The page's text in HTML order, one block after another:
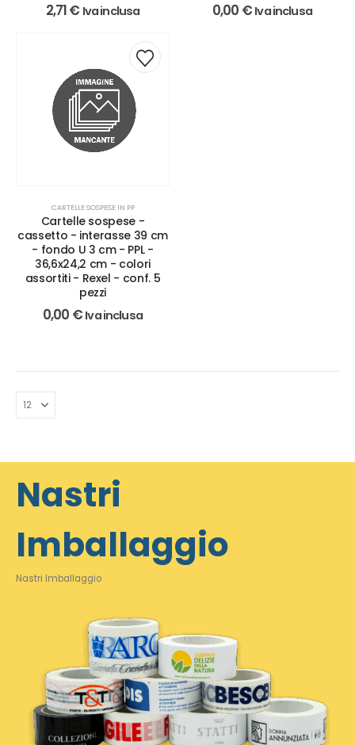
2,71€ Iva inclusa 0,00 € Iva inclusa
CARTELLE SOSPESE IN PP
Cartelle sospese -
cassetto - interasse 39 cm
- fondo U 3 cm - PPL -
36,6x24,2 cm - colori
assortiti - Rexel - conf. 5
pezzi
0,00 € Iva inclusa
Nastri
Imballaggio
Nastri Imballaggio